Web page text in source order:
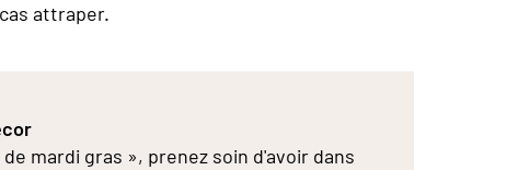
attraper.
mardi gras », prenez soin d'avoir dans